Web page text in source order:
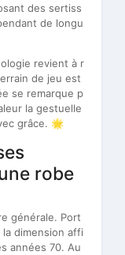
des sertiss
de longu
revient à r
de jeu est
se remarque p
la gestuelle
grâce. 🌟
robe
générale. Port
la dimension affi
années 70. Au